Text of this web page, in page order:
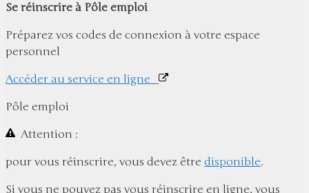
Se réinscrire à Pôle emploi
Préparez vos codes de connexion à votre espace
personnel
Accéder au service en ligne
Pôle emploi
Attention :
pour vous réinscrire, vous devez être disponible.
Si vous ne pouvez pas vous réinscrire en ligne, vous